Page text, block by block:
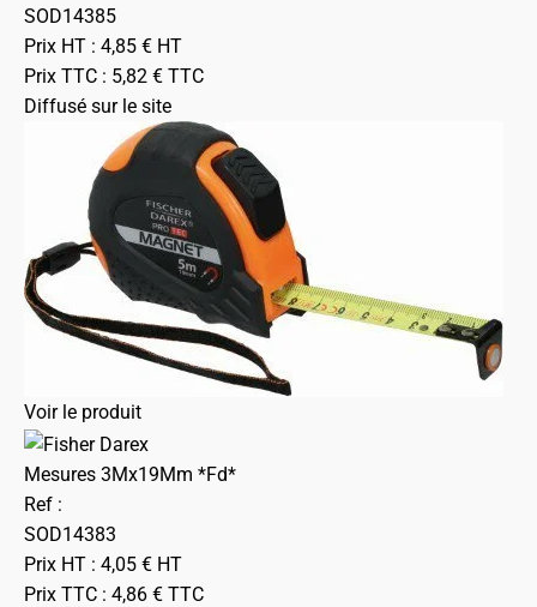
SOD14385
Prix HT : 4,85 € HT
Prix TTC : 5,82 € TTC
Diffusé sur le site
Voir le produit
Mesures 3Mx19Mm *Fd*
Ref :
SOD14383
Prix HT : 4,05 € HT
Prix TTC : 4,86 € TTC